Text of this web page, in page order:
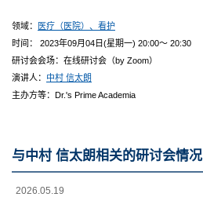
领域： 医疗（医院）、看护
时间： 2023年09月04日(星期一) 20:00～ 20:30
研讨会会场：在线研讨会（by Zoom）
演讲人： 中村 信太朗
主办方等：Dr.'s Prime Academia
与中村 信太朗相关的研讨会情况
2026.05.19